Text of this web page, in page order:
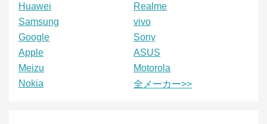
Huawei
Realme
Samsung
vivo
Google
Sony
Apple
ASUS
Meizu
Motorola
Nokia
全メーカー>>